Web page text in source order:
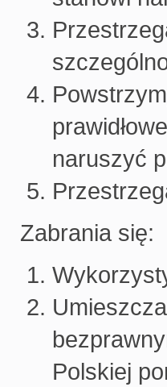
naruszyć
Zabrania się:
Polskiej